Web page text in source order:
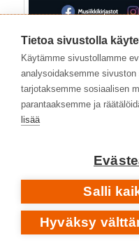
Yleinen |
Europa Pete,General
Isohanni Tero,
Leppänen Sauli,Oinonen
Maukka,Pin Ups ,Poko
Tietoa sivustolla
Käytämme sivustollamme
analysoidaksemme
tarjotaksemme sosiaalisen
parantaaksemme ja
lisää
Salli
Hyväksy